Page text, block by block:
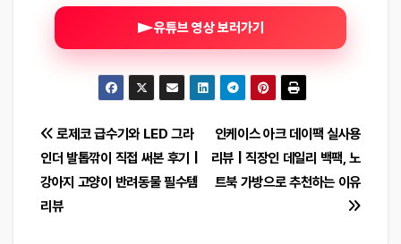
유튜브 영상 보러가기
글
탐
색
인케이스 아크 데이팩 실사용
리뷰 | 직장인 데일리 백팩, 노
트북 가방으로 추천하는 이유
로제코 급수기와 LED 그라
인더 발톱깎이 직접 써본 후기 |
강아지 고양이 반려동물 필수템
리뷰